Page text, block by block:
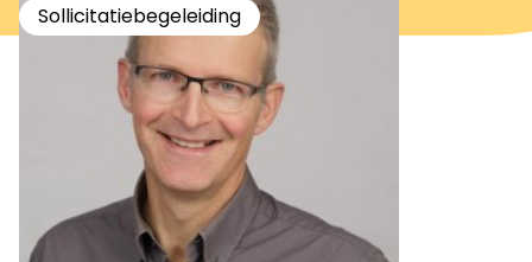
Sollicitatiebegeleiding